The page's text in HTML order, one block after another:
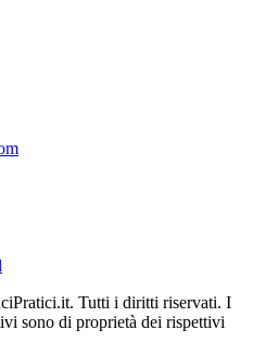
Tutti i diritti riservati. I
sono di proprietà dei rispettivi